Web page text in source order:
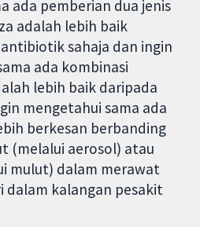
ada pemberian dua jenis
adalah lebih baik
sahaja dan ingin
ada kombinasi
lebih baik daripada
mengetahui sama ada
berkesan berbanding
(melalui aerosol) atau
mulut) dalam merawat
dalam kalangan pesakit